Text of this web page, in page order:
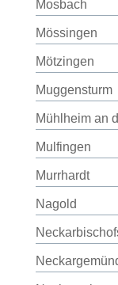
Mosbach
Mössingen
Mötzingen
Muggensturm
Mühlheim an
Mulfingen
Murrhardt
Nagold